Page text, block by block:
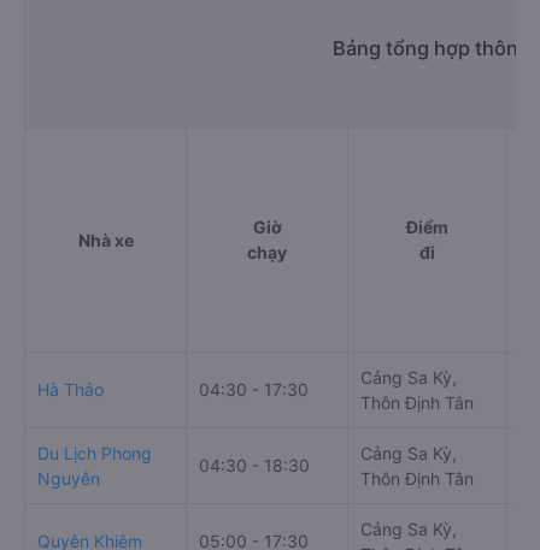
Bảng tổng hợp thông
Nhà xe
Giờ
chạy
Điểm
đi
Hà Thảo 04:30 - 17:30
Cảng Sa Kỳ,
Thôn Định Tân
Du Lịch Phong
Nguyễn
04:30 - 18:30
Cảng Sa Kỳ,
Thôn Định Tân
Quyên Khiêm 05:00 - 17:30
Cảng Sa Kỳ,